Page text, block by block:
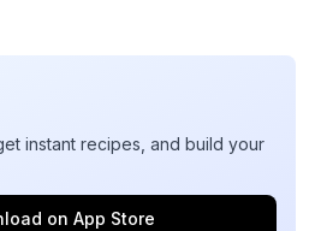
instant recipes, and build your
on App Store